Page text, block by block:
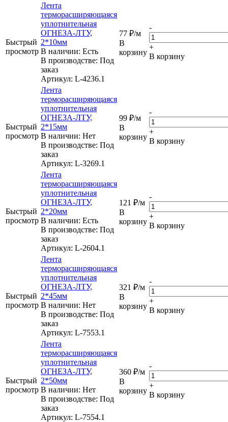
Быстрый
просмотр
Лента
терморасширяющаяся
уплотнительная
ОГНЕЗА-ЛТУ,
2*10мм
В наличии: Eсть
В производстве: Под
заказ
Артикул: L-4236.1
77 ₽/м
В
корзину
-
+
В корзину
Быстрый
просмотр
Лента
терморасширяющаяся
уплотнительная
ОГНЕЗА-ЛТУ,
2*15мм
В наличии: Нет
В производстве: Под
заказ
Артикул: L-3269.1
99 ₽/м
В
корзину
-
+
В корзину
Быстрый
просмотр
Лента
терморасширяющаяся
уплотнительная
ОГНЕЗА-ЛТУ,
2*20мм
В наличии: Eсть
В производстве: Под
заказ
Артикул: L-2604.1
121 ₽/м
В
корзину
-
+
В корзину
Быстрый
просмотр
Лента
терморасширяющаяся
уплотнительная
ОГНЕЗА-ЛТУ,
2*45мм
В наличии: Нет
В производстве: Под
заказ
Артикул: L-7553.1
321 ₽/м
В
корзину
-
+
В корзину
Быстрый
просмотр
Лента
терморасширяющаяся
уплотнительная
ОГНЕЗА-ЛТУ,
2*50мм
В наличии: Нет
В производстве: Под
заказ
Артикул: L-7554.1
360 ₽/м
В
корзину
-
+
В корзину